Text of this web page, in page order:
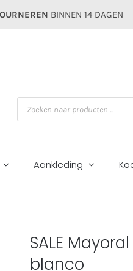
BINNEN 14 DAGEN
Producten
zoeken
Aankleding
SALE
blanco